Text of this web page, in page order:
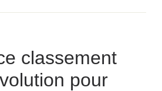
classement
pour